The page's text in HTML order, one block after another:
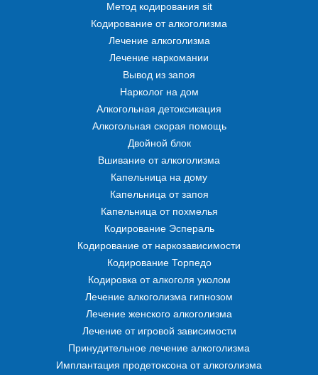
Метод кодирования sit
Кодирование от алкоголизма
Лечение алкоголизма
Лечение наркомании
Вывод из запоя
Нарколог на дом
Алкогольная детоксикация
Алкогольная скорая помощь
Двойной блок
Вшивание от алкоголизма
Капельница на дому
Капельница от запоя
Капельница от похмелья
Кодирование Эспераль
Кодирование от наркозависимости
Кодирование Торпедо
Кодировка от алкоголя уколом
Лечение алкоголизма гипнозом
Лечение женского алкоголизма
Лечение от игровой зависимости
Принудительное лечение алкоголизма
Имплантация продетоксона от алкоголизма